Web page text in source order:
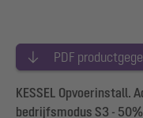
PDF
KESSEL Opvoerinstall.
bedrijfsmodus S3 -